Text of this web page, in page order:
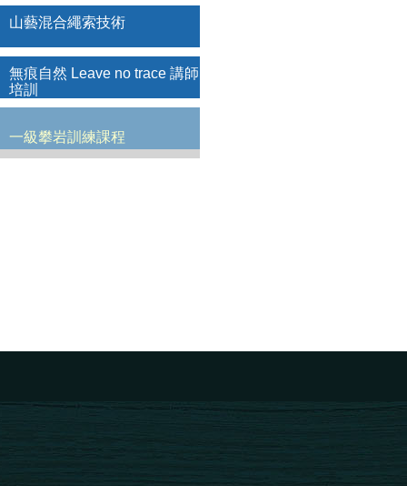
山藝混合繩索技術
無痕自然 Leave no trace 講師
培訓
一級攀岩訓練課程